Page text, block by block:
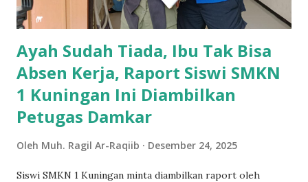
istimewa adalah mereka mendapatkan reward dan bonus
dari mitra industri...
Ayah Sudah Tiada, Ibu Tak Bisa
Absen Kerja, Raport Siswi SMKN
1 Kuningan Ini Diambilkan
Petugas Damkar
Oleh Muh. Ragil Ar-Raqiib Desember 24, 2025
Siswi SMKN 1 Kuningan minta diambilkan raport oleh